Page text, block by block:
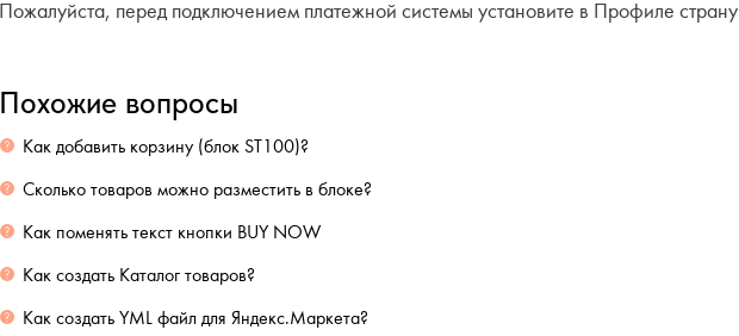
Пожалуйста, перед подключением платежной системы установите в Профиле
Похожие вопросы
Как добавить корзину (блок ST100)?
Сколько товаров можно разместить в блоке?
Как поменять текст кнопки BUY NOW
Как создать Каталог товаров?
Как создать YML файл для Яндекс.Маркета?